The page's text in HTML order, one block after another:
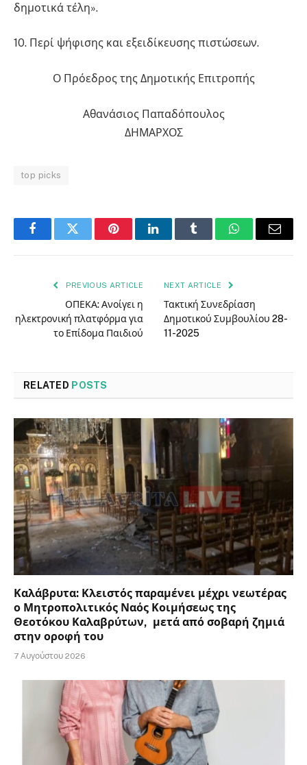
δημοτικά τέλη».
10. Περί ψήφισης και εξειδίκευσης πιστώσεων.
Ο Πρόεδρος της Δημοτικής Επιτροπής
Αθανάσιος Παπαδόπουλος
ΔΗΜΑΡΧΟΣ
top picks
FacebookTwitter PinterestLinkedInTumblr WhatsAppEmail
PREVIOUS ARTICLE
ΟΠΕΚΑ: Ανοίγει η
ηλεκτρονική πλατφόρμα για
το Επίδομα Παιδιού
NEXT ARTICLE
Τακτική Συνεδρίαση
Δημοτικού Συμβουλίου 28-
11-2025
RELATED POSTS
Καλάβρυτα: Κλειστός παραμένει μέχρι νεωτέρας
ο Μητροπολιτικός Ναός Κοιμήσεως της
Θεοτόκου Καλαβρύτων, μετά από σοβαρή ζημιά
στην οροφή του
7 Αυγούστου 2026